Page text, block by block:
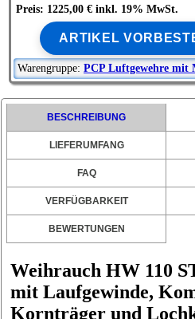
Preis: 1225,00 € inkl. 19% MwSt.
ARTIKEL
Warengruppe: PCP Luftgewehre mit
BESCHREIBUNG
LIEFERUMFANG
FAQ
VERFÜGBARKEIT
BEWERTUNGEN
Weihrauch HW 110
mit Laufgewinde,
Kornträger und